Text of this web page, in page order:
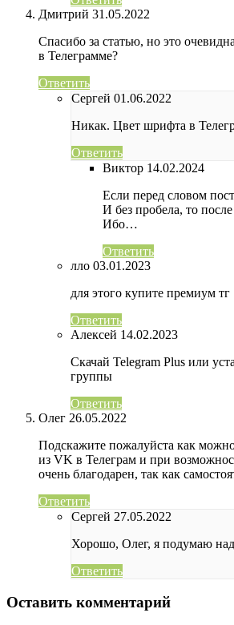
Дмитрий 31.05.2022
Спасибо за статью, но это
в Телеграмме?
Ответить
Сергей 01.06.2022
Никак. Цвет шрифта в
Ответить
Виктор 14.02.2024
Если перед словом
И без пробела, то
Ибо…
Ответить
лло 03.01.2023
для этого купите премиум тг
Ответить
Алексей 14.02.2023
Скачай Telegram Plus или
группы
Ответить
Олег 26.05.2022
Подскажите пожалуйста как
из VK в Телеграм и при
очень благодарен, так как
Ответить
Сергей 27.05.2022
Хорошо, Олег, я подумаю
Ответить
Оставить комментарий